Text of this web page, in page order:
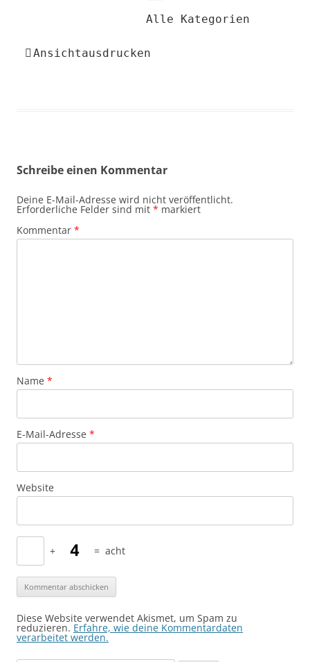
Alle Kategorien
Ansichtausdrucken
Schreibe einen Kommentar
Deine E-Mail-Adresse wird nicht veröffentlicht.
Erforderliche Felder sind mit * markiert
Kommentar *
Name *
E-Mail-Adresse *
Website
+ = acht
Diese Website verwendet Akismet, um Spam zu
reduzieren. Erfahre, wie deine Kommentardaten
verarbeitet werden.